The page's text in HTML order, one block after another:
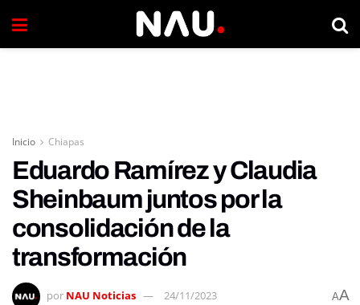
Inicio Chiapas
Eduardo Ramírez y Claudia
Sheinbaum juntos por la
consolidación de la
transformación
por NAU Noticias 24/11/2023 AA